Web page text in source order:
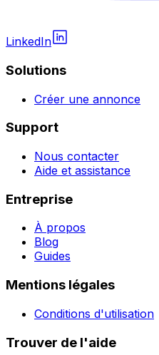
LinkedIn
Solutions
Créer une annonce
Support
Nous contacter
Aide et assistance
Entreprise
À propos
Blog
Guides
Mentions légales
Conditions d'utilisation
Trouver de l'aide